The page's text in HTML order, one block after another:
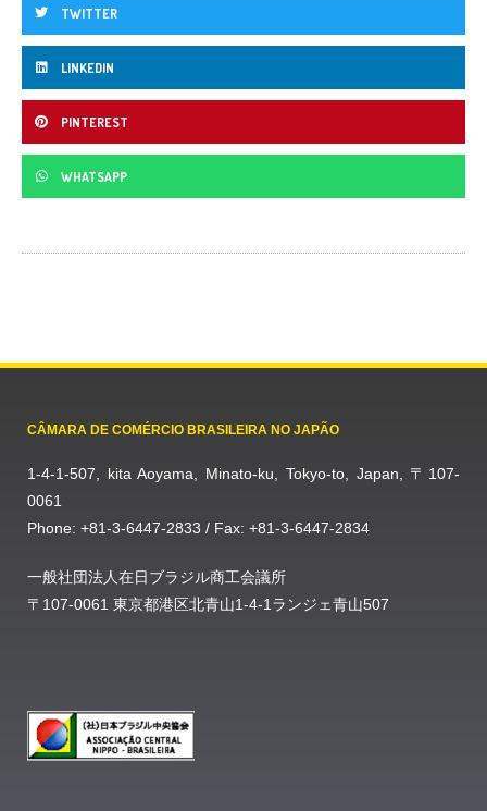
TWITTER
LINKEDIN
PINTEREST
WHATSAPP
CÂMARA DE COMÉRCIO BRASILEIRA NO JAPÃO
1-4-1-507, kita Aoyama, Minato-ku, Tokyo-to, Japan, 〒107-
0061
Phone: +81-3-6447-2833 / Fax: +81-3-6447-2834
一般社団法人在日ブラジル商工会議所
〒107-0061 東京都港区北青山1-4-1ランジェ青山507